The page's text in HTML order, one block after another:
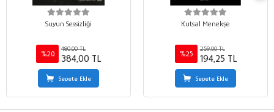
Suyun Sessizliği
%20
480,00 TL
384,00 TL
Sepete Ekle
Kutsal Menekşe
%25
259,00 TL
194,25 TL
Sepete Ekle